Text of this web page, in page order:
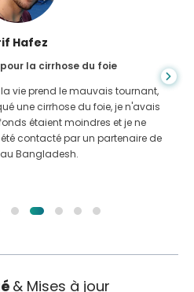
Hafez
la cirrhose du foie
vie prend le mauvais tournant,
une cirrhose du foie, je n'avais
étaient moindres et je ne
contacté par un partenaire de
Bangladesh.
& Mises à jour